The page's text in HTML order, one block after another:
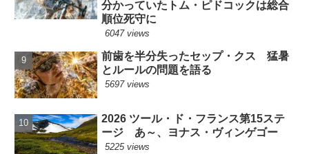
分かっていたトム・ピドコックは総合
順位死守に
6047 views
前歯を半分失ったセップ・クス 猛暑
とルールの問題を語る
5697 views
2026 ツール・ド・フランス第15ステ
ージ あ～、ヨナス・ヴィンゲゴー
5225 views